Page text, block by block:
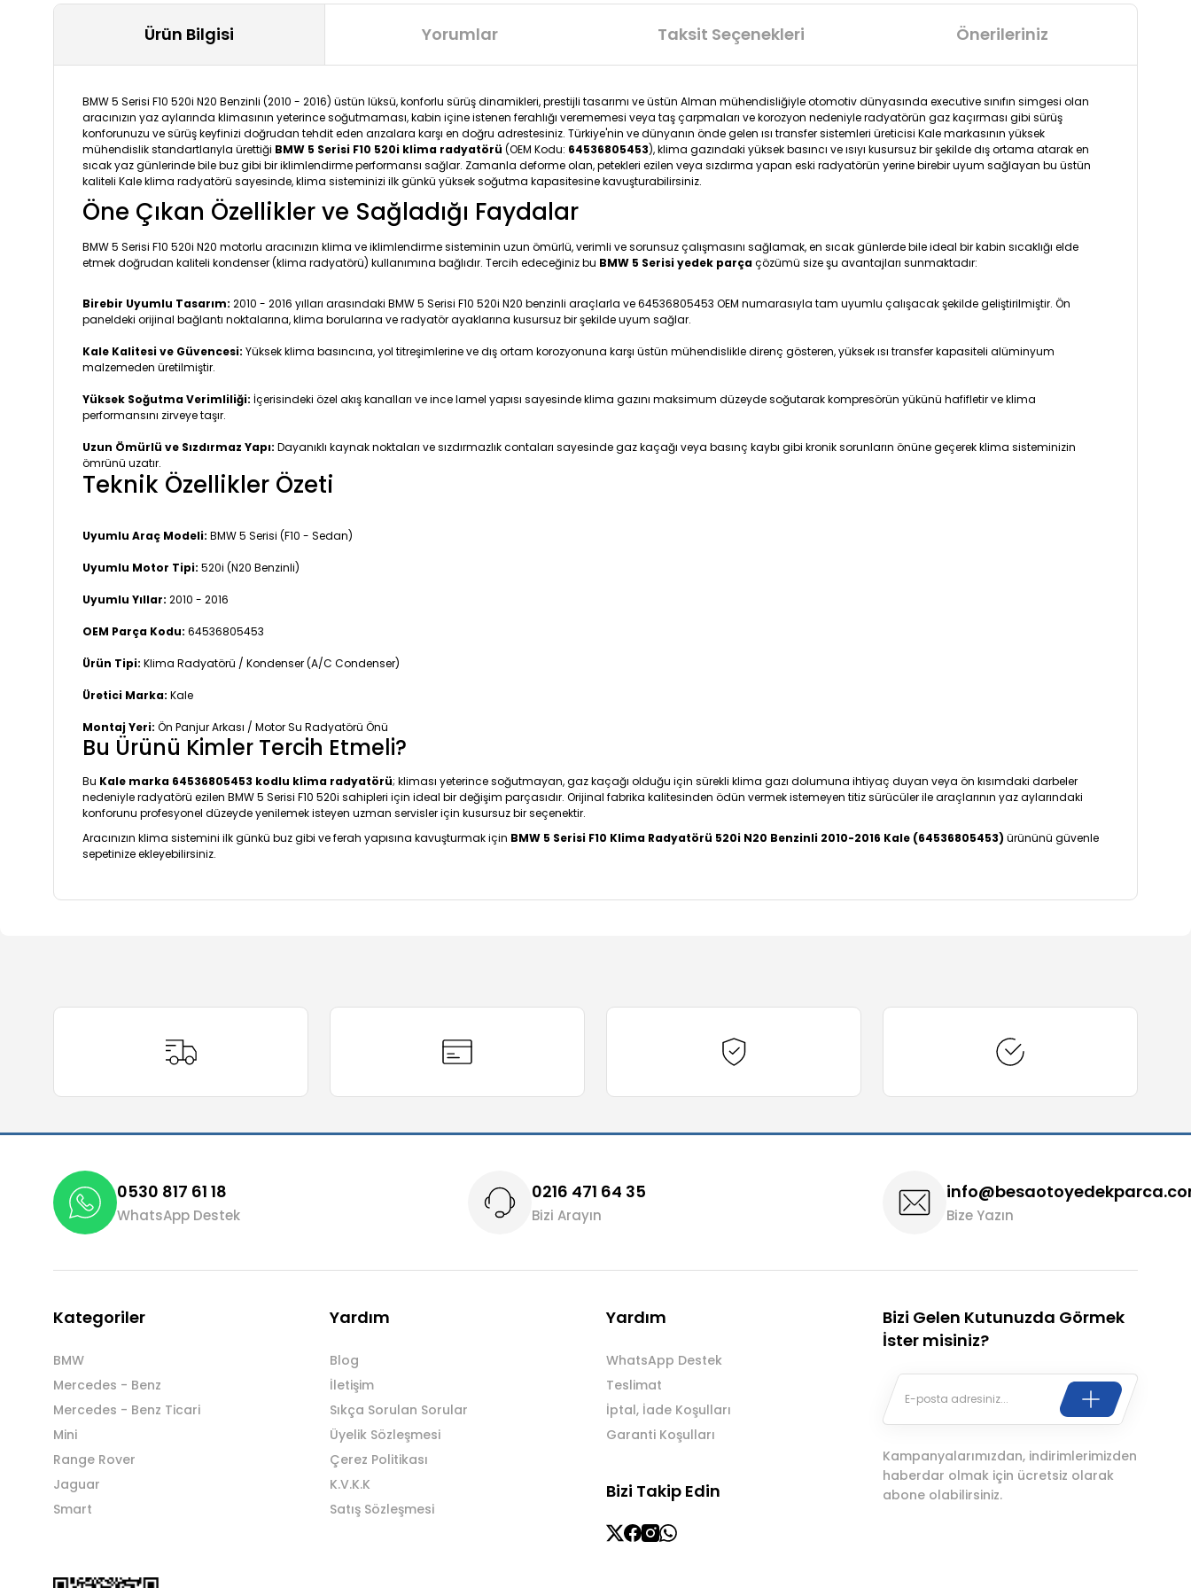
Ürün Bilgisi Yorumlar Taksit Seçenekleri Önerileriniz
BMW 5 Serisi F10 520i N20 Benzinli (2010 - 2016) üstün lüksü, konforlu sürüş dinamikleri, prestijli tasarımı ve üstün Alman mühendisliğiyle otomotiv dünyasında executive sınıfın simgesi olan
aracınızın yaz aylarında klimasının yeterince soğutmaması, kabin içine istenen ferahlığı verememesi veya taş çarpmaları ve korozyon nedeniyle radyatörün gaz kaçırması gibi sürüş
konforunuzu ve sürüş keyfinizi doğrudan tehdit eden arızalara karşı en doğru adrestesiniz. Türkiye'nin ve dünyanın önde gelen ısı transfer sistemleri üreticisi Kale markasının yüksek
mühendislik standartlarıyla ürettiği BMW 5 Serisi F10 520i klima radyatörü (OEM Kodu: 64536805453), klima gazındaki yüksek basıncı ve ısıyı kusursuz bir şekilde dış ortama atarak en
sıcak yaz günlerinde bile buz gibi bir iklimlendirme performansı sağlar. Zamanla deforme olan, petekleri ezilen veya sızdırma yapan eski radyatörün yerine birebir uyum sağlayan bu üstün
kaliteli Kale klima radyatörü sayesinde, klima sisteminizi ilk günkü yüksek soğutma kapasitesine kavuşturabilirsiniz.
Öne Çıkan Özellikler ve Sağladığı Faydalar
BMW 5 Serisi F10 520i N20 motorlu aracınızın klima ve iklimlendirme sisteminin uzun ömürlü, verimli ve sorunsuz çalışmasını sağlamak, en sıcak günlerde bile ideal bir kabin sıcaklığı elde
etmek doğrudan kaliteli kondenser (klima radyatörü) kullanımına bağlıdır. Tercih edeceğiniz bu BMW 5 Serisi yedek parçaçözümü size şu avantajları sunmaktadır:
Birebir Uyumlu Tasarım: 2010 - 2016 yılları arasındaki BMW 5 Serisi F10 520i N20 benzinli araçlarla ve 64536805453 OEM numarasıyla tam uyumlu çalışacak şekilde geliştirilmiştir. Ön
paneldeki orijinal bağlantı noktalarına, klima borularına ve radyatör ayaklarına kusursuz bir şekilde uyum sağlar.
Kale Kalitesi ve Güvencesi: Yüksek klima basıncına, yol titreşimlerine ve dış ortam korozyonuna karşı üstün mühendislikle direnç gösteren, yüksek ısı transfer kapasiteli alüminyum
malzemeden üretilmiştir.
Yüksek Soğutma Verimliliği: İçerisindeki özel akış kanalları ve ince lamel yapısı sayesinde klima gazını maksimum düzeyde soğutarak kompresörün yükünü hafifletir ve klima
performansını zirveye taşır.
Uzun Ömürlü ve Sızdırmaz Yapı: Dayanıklı kaynak noktaları ve sızdırmazlık contaları sayesinde gaz kaçağı veya basınç kaybı gibi kronik sorunların önüne geçerek klima sisteminizin
ömrünü uzatır.
Teknik Özellikler Özeti
Uyumlu Araç Modeli: BMW 5 Serisi (F10 - Sedan)
Uyumlu Motor Tipi: 520i (N20 Benzinli)
Uyumlu Yıllar: 2010 - 2016
OEM Parça Kodu: 64536805453
Ürün Tipi: Klima Radyatörü / Kondenser (A/C Condenser)
Üretici Marka: Kale
Montaj Yeri: Ön Panjur Arkası / Motor Su Radyatörü Önü
Bu Ürünü Kimler Tercih Etmeli?
Bu Kale marka 64536805453 kodlu klima radyatörü; kliması yeterince soğutmayan, gaz kaçağı olduğu için sürekli klima gazı dolumuna ihtiyaç duyan veya ön kısımdaki darbeler
nedeniyle radyatörü ezilen BMW 5 Serisi F10 520i sahipleri için ideal bir değişim parçasıdır. Orijinal fabrika kalitesinden ödün vermek istemeyen titiz sürücüler ile araçlarının yaz aylarındaki
konforunu profesyonel düzeyde yenilemek isteyen uzman servisler için kusursuz bir seçenektir.
Aracınızın klima sistemini ilk günkü buz gibi ve ferah yapısına kavuşturmak için BMW 5 Serisi F10 Klima Radyatörü 520i N20 Benzinli 2010-2016 Kale (64536805453) ürününü güvenle
sepetinize ekleyebilirsiniz.
Ürün bilgilerinde hatalar bulunuyor.
Bu ürüne benzer farklı alternatifler olmalı.
Gönder
0530 817 61 18
WhatsApp Destek
0216 471 64 35
Bizi Arayın Bize Yazın
Kategoriler
BMW
Mercedes - Benz
Mercedes - Benz Ticari
Mini
Range Rover
Jaguar
Smart
Yardım
Blog
İletişim
Sıkça Sorulan Sorular
Üyelik Sözleşmesi
Çerez Politikası
K.V.K.K
Satış Sözleşmesi
Yardım
WhatsApp Destek
Teslimat
İptal, İade Koşulları
Garanti Koşulları
Bizi Takip Edin
Bizi Gelen Kutunuzda Görmek
İster misiniz?
Kampanyalarımızdan, indirimlerimizden
haberdar olmak için ücretsiz olarak
abone olabilirsiniz.